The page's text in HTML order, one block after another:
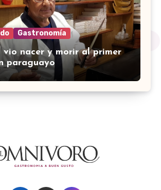
Gastronomía
vio nacer y morir al primer
paraguayo